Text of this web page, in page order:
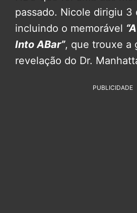
passado. Nicole dirigiu 3
incluindo o memorável
Into ABar”, que trouxe a
revelação do Dr.
PUBLICIDADE